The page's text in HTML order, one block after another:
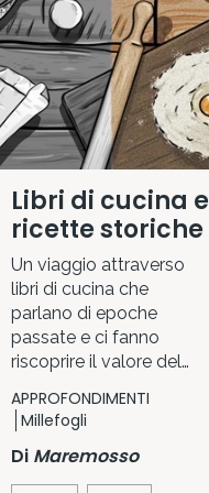
Libri di cucina e
ricette storiche
Un viaggio attraverso
libri di cucina che
parlano di epoche
passate e ci fanno
riscoprire il valore del
APPROFONDIMENTI
Millefogli
Di Maremosso